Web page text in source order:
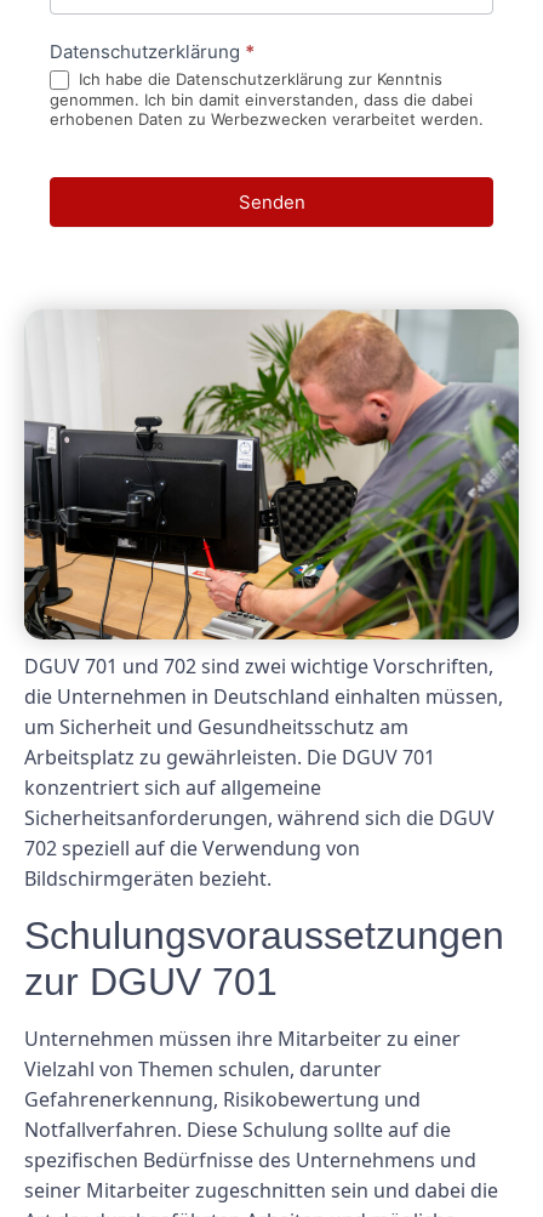
Datenschutzerklärung *
Ich habe die Datenschutzerklärung zur Kenntnis
genommen. Ich bin damit einverstanden, dass die dabei
erhobenen Daten zu Werbezwecken verarbeitet werden.
Senden
DGUV 701 und 702 sind zwei wichtige Vorschriften,
die Unternehmen in Deutschland einhalten müssen,
um Sicherheit und Gesundheitsschutz am
Arbeitsplatz zu gewährleisten. Die DGUV 701
konzentriert sich auf allgemeine
Sicherheitsanforderungen, während sich die DGUV
702 speziell auf die Verwendung von
Bildschirmgeräten bezieht.
Schulungsvoraussetzungen
zur DGUV 701
Unternehmen müssen ihre Mitarbeiter zu einer
Vielzahl von Themen schulen, darunter
Gefahrenerkennung, Risikobewertung und
Notfallverfahren. Diese Schulung sollte auf die
spezifischen Bedürfnisse des Unternehmens und
seiner Mitarbeiter zugeschnitten sein und dabei die